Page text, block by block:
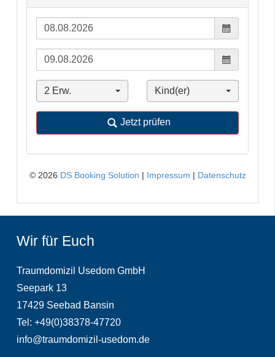
Wir für Euch
Traumdomizil Usedom GmbH
Seepark 13
17429 Seebad Bansin
Tel: +49(0)38378-47720
info@traumdomizil-usedom.de